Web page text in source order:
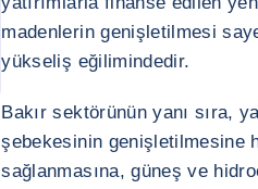
madenlerin genişletilmesi
yükseliş eğilimindedir.
Bakır sektörünün yanı sıra,
şebekesinin genişletilmesine
sağlanmasına, güneş ve